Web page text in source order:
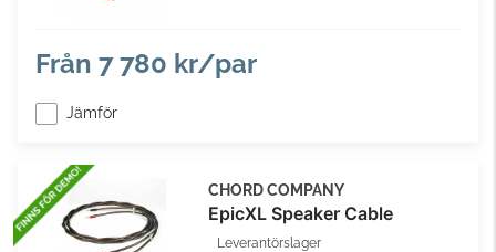
Från 7 780 kr/par
Jämför
CHORD COMPANY
EpicXL Speaker Cable
Leverantörslager